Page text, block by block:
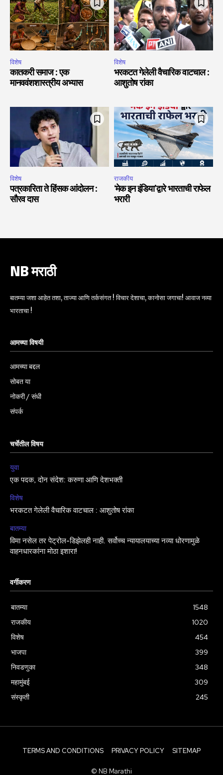
विशेष
कातकरी समाज : एक
मानववंशशास्त्रीय अभ्यास
विशेष
भरकटत गेलेली वैचारिक वाटचाल :
आशुतोष रांका
विशेष
पत्रकारिता ते हिंसक आंदोलन :
सौरव दास
राजकीय
‘मेक इन इंडिया’द्वारे भारताची राफेल
भरारी
NB मराठी
बातम्या जशा आहेत तशा, ताज्या आणि तर्कसंगत ! विचार देशाचा, कानोसा जगाचा! आवाज नव्या
भारताचा !
आमच्या विषयी
आमच्या बद्दल
सोबत या
नोकरी / संधी
संपर्क
चर्चेतील विषय
युवा
एक पदक, दोन संदेश: करुणा आणि देशभक्ती
विशेष
भरकटत गेलेली वैचारिक वाटचाल : आशुतोष रांका
बातम्या
विमा नसेल तर पेट्रोल-डिझेलही नाही. सर्वोच्च न्यायालयाच्या नव्या धोरणामुळे
वाहनधारकांना मोठा इशारा!
वर्गीकरण
बातम्या
1548
राजकीय
1020
विशेष
454
भाजपा
399
निवडणुका
348
महामुंबई
309
संस्कृती
245
TERMS AND CONDITIONS PRIVACY POLICY SITEMAP
© NB Marathi